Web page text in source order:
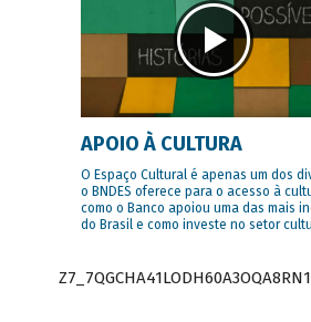
APOIO À CULTURA
O Espaço Cultural é apenas um dos
o BNDES oferece para o acesso à
como o Banco apoiou uma das mais
do Brasil e como investe no setor